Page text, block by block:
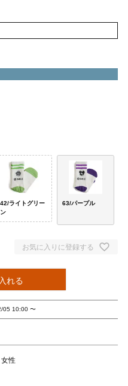
42/ライトグリー
ン
63/パープル
お気に入りに登録する
れる
05 10:00 〜
女性